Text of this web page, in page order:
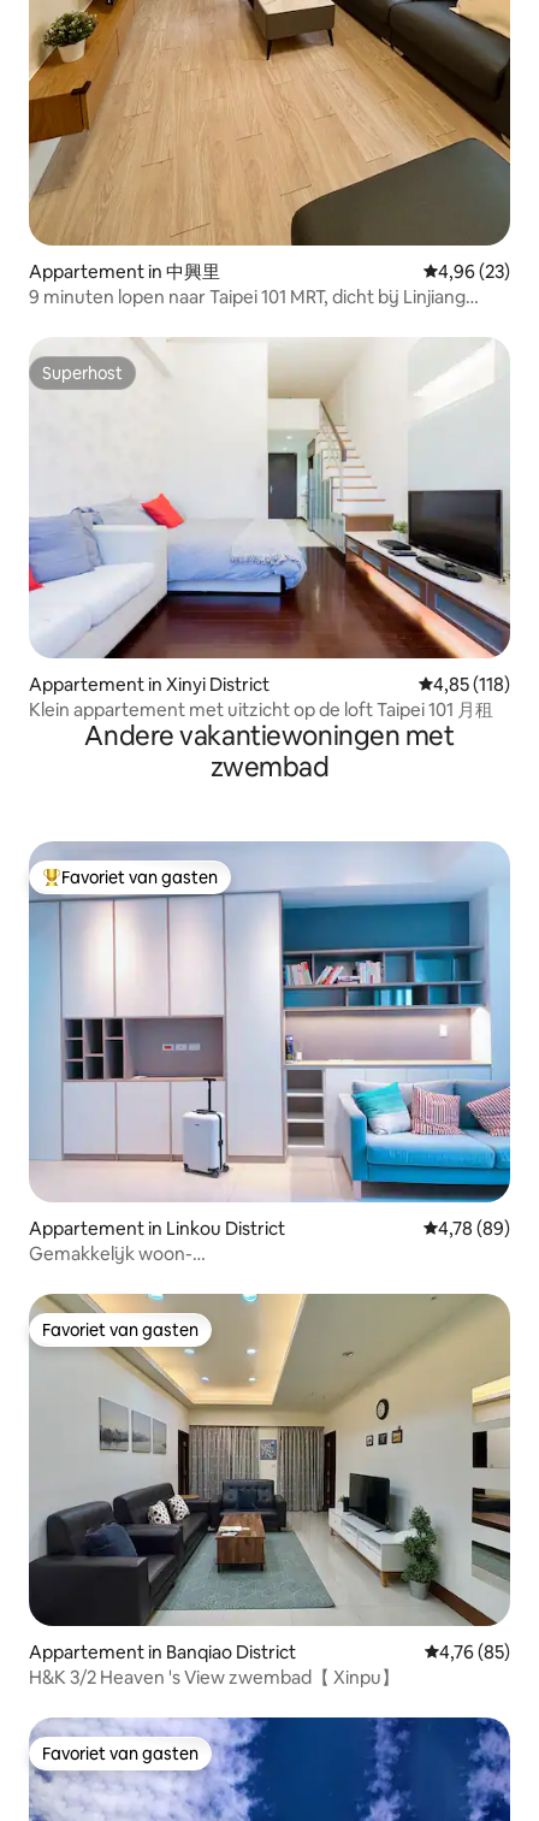
Appartement in 中興里 Gemiddelde
4,96 (23)
9 minuten lopen naar Taipei 101 MRT, dicht bij Linjiang
Taiwanese traditionele en moderne charme
levenservaring
Superhost
Superhost
Appartement in Xinyi District Gemiddelde
4,85 (118)
Klein appartement met uitzicht op de loft Taipei 101 月租
Andere vakantiewoningen met
zwembad
Topfavoriet van gasten
Favoriet van gasten
Appartement in Linkou District Gemiddelde
4,78 (89)
Gemakkelijk woon-
station boven winkelen en eten
Favoriet van gasten
Favoriet van gasten
Appartement in Banqiao District Gemiddelde
4,76 (85)
H&K 3/2 Heaven 's View zwembad【 Xinpu】
Favoriet van gasten
Favoriet van gasten